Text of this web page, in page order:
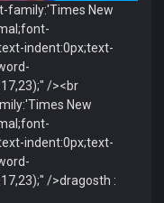
family:'Times New
indent:0px;text-
/><br
New
indent:0px;text-
/>dragosth :